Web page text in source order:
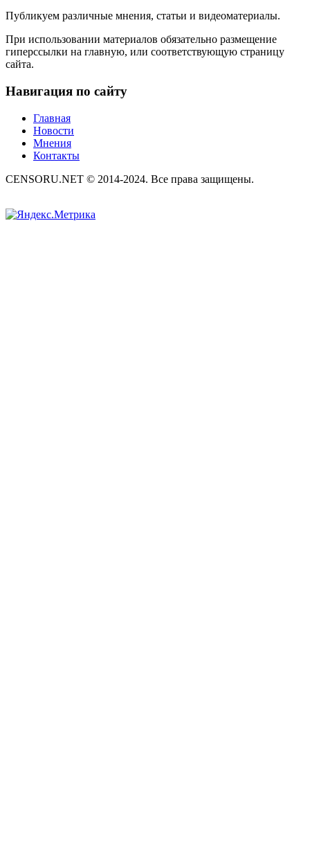
Публикуем различные мнения, статьи и видеоматериалы.
При использовании материалов обязательно размещение
гиперссылки на главную, или соответствующую страницу
сайта.
Навигация по сайту
Главная
Новости
Мнения
Контакты
CENSORU.NET © 2014-2024. Все права защищены.